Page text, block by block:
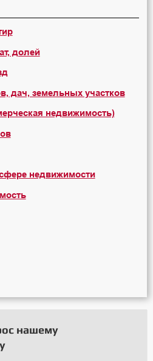
долей
дач, земельных участков
недвижимость)
недвижимости
нашему